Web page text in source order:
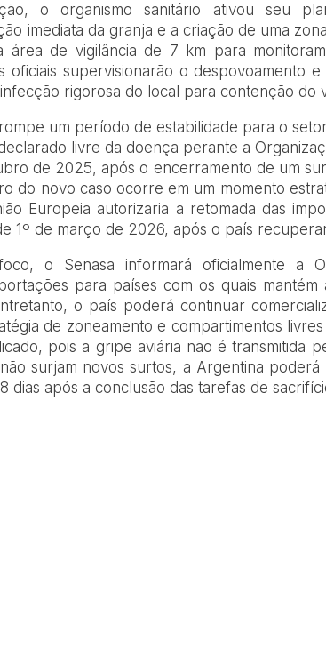
o organismo sanitário ativou seu
imediata da granja e a criação de uma
de vigilância de 7 km para
oficiais supervisionarão o despovoamento
rigorosa do local para contenção do
um período de estabilidade para o
livre da doença perante a
de 2025, após o encerramento de um
do novo caso ocorre em um momento
Europeia autorizaria a retomada das
1º de março de 2026, após o país
o Senasa informará oficialmente a
para países com os quais mantém
o país poderá continuar
de zoneamento e compartimentos
pois a gripe aviária não é transmitida
surjam novos surtos, a Argentina poderá
dias após a conclusão das tarefas de